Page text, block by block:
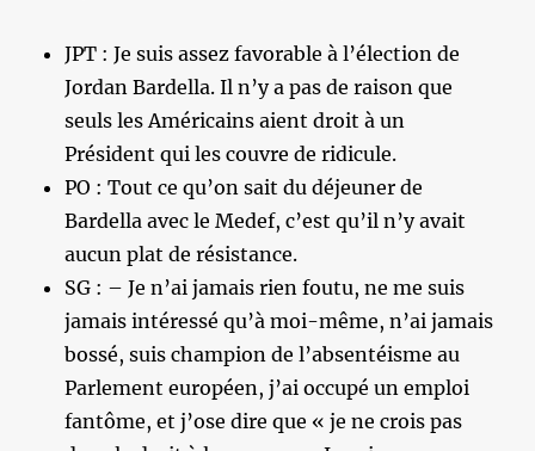
JPT : Je suis assez favorable à l’élection de
Jordan Bardella. Il n’y a pas de raison que
seuls les Américains aient droit à un
Président qui les couvre de ridicule.
PO : Tout ce qu’on sait du déjeuner de
Bardella avec le Medef, c’est qu’il n’y avait
aucun plat de résistance.
SG : – Je n’ai jamais rien foutu, ne me suis
jamais intéressé qu’à moi-même, n’ai jamais
bossé, suis champion de l’absentéisme au
Parlement européen, j’ai occupé un emploi
fantôme, et j’ose dire que « je ne crois pas